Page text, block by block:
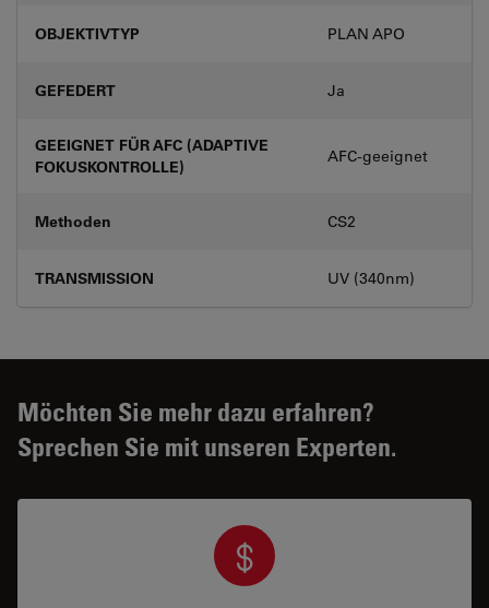
OBJEKTIVTYP PLAN APO
GEFEDERT Ja
GEEIGNET FÜR AFC (ADAPTIVE
FOKUSKONTROLLE)
AFC-geeignet
Methoden CS2
TRANSMISSION UV (340nm)
Möchten Sie mehr dazu erfahren?
Sprechen Sie mit unseren Experten.